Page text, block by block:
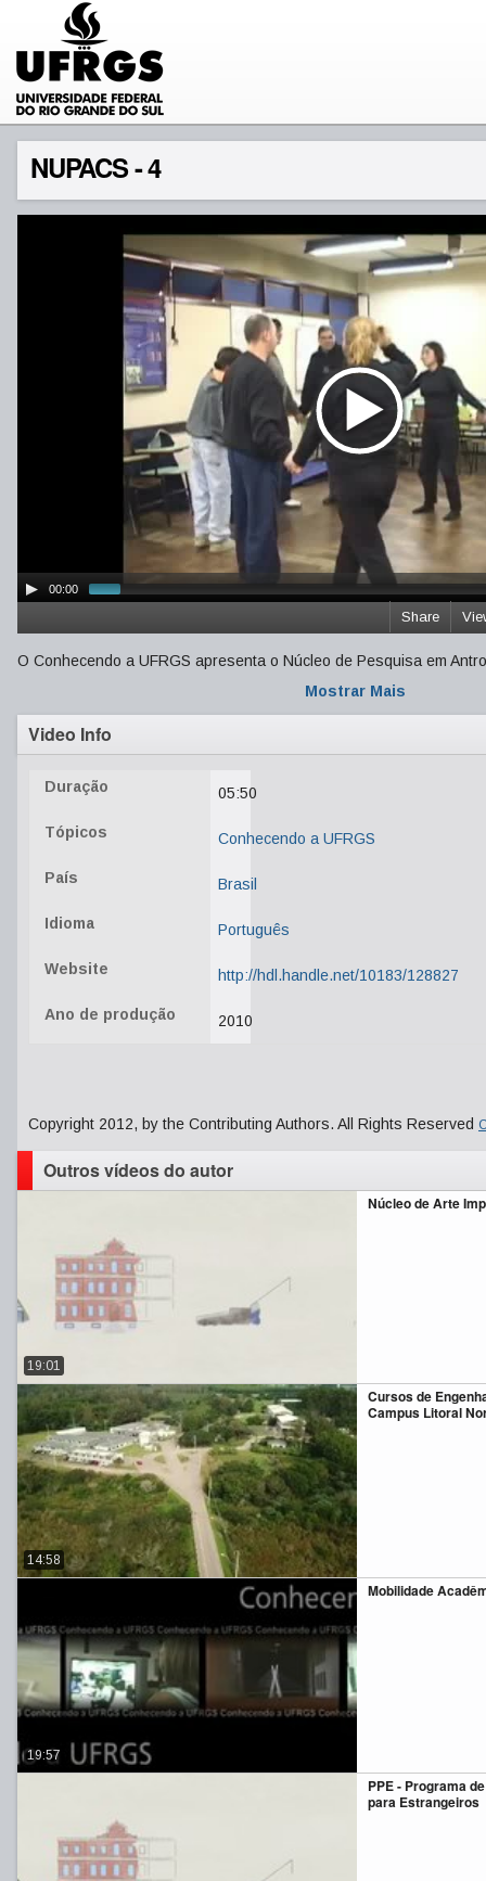
NUPACS - 4
00:00
Share
O Conhecendo a UFRGS apresenta o Núcleo de Pesquisa em
Mostrar Mais
Video Info
Duração 05:50
Tópicos Conhecendo a UFRGS
País Brasil
Idioma Português
Website http://hdl.handle.net/10183/128827
Ano de produção 2010
Copyright 2012, by the Contributing Authors. All Rights Reserved
Outros vídeos do autor
Núcleo de Arte
19:01
Cursos de
Campus Litoral
14:58
Mobilidade
19:57
PPE - Programa
para Estrangeiros